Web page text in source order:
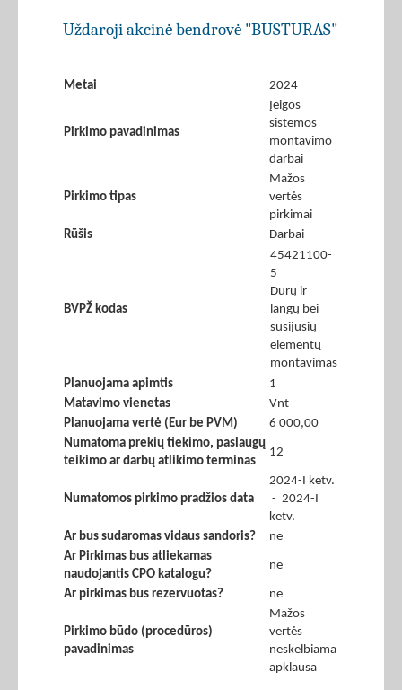
Uždaroji akcinė bendrovė "BUSTURAS"
Metai 2024
Pirkimo pavadinimas
Įeigos
sistemos
montavimo
darbai
Pirkimo tipas
Mažos
vertės
pirkimai
Rūšis
Darbai
BVPŽ kodas
45421100-
5
Durų ir
langų bei
susijusių
elementų
montavimas
Planuojama apimtis
1
Matavimo vienetas
Vnt
Planuojama vertė (Eur be PVM)
6 000,00
Numatoma prekių tiekimo, paslaugų
teikimo ar darbų atlikimo terminas
12
Numatomos pirkimo pradžios data
2024-I ketv.
- 2024-I
ketv.
Ar bus sudaromas vidaus sandoris?
ne
Ar Pirkimas bus atliekamas
naudojantis CPO katalogu?
ne
Ar pirkimas bus rezervuotas? ne
Pirkimo būdo (procedūros)
pavadinimas
Mažos
vertės
neskelbiama
apklausa